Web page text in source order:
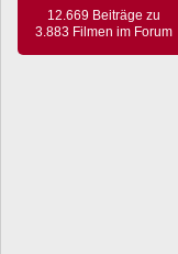
12.669 Beiträge zu
3.883 Filmen im Forum